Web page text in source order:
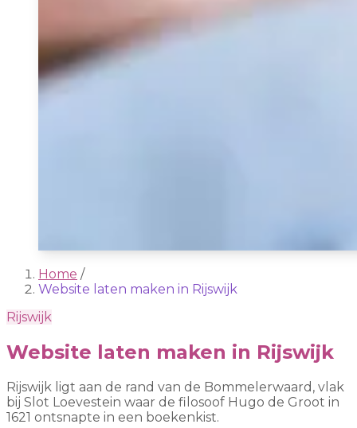
Home /
Website laten maken in Rijswijk
Rijswijk
Website laten maken in Rijswijk
Rijswijk ligt aan de rand van de Bommelerwaard, vlak
bij Slot Loevestein waar de filosoof Hugo de Groot in
1621 ontsnapte in een boekenkist.